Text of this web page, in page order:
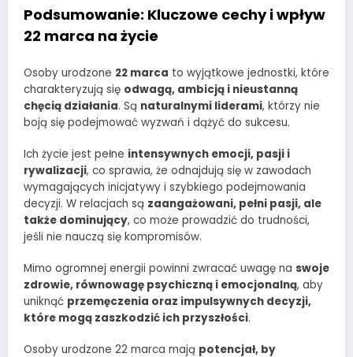
Podsumowanie: Kluczowe cechy i wpływ
22 marca na życie
Osoby urodzone 22 marca to wyjątkowe jednostki, które
charakteryzują się odwagą, ambicją i nieustanną
chęcią działania. Są naturalnymi liderami, którzy nie
boją się podejmować wyzwań i dążyć do sukcesu.
Ich życie jest pełne intensywnych emocji, pasji i
rywalizacji, co sprawia, że odnajdują się w zawodach
wymagających inicjatywy i szybkiego podejmowania
decyzji. W relacjach są zaangażowani, pełni pasji, ale
także dominujący, co może prowadzić do trudności,
jeśli nie nauczą się kompromisów.
Mimo ogromnej energii powinni zwracać uwagę na swoje
zdrowie, równowagę psychiczną i emocjonalną, aby
uniknąć przemęczenia oraz impulsywnych decyzji,
które mogą zaszkodzić ich przyszłości.
Osoby urodzone 22 marca mają potencjał, by